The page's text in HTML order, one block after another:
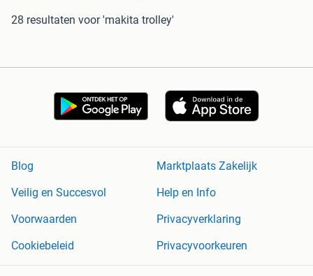
28 resultaten voor 'makita trolley'
Blog
Marktplaats Zakelijk
Veilig en Succesvol
Help en Info
Voorwaarden
Privacyverklaring
Cookiebeleid
Privacyvoorkeuren